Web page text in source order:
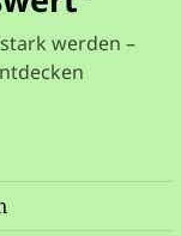
werden –